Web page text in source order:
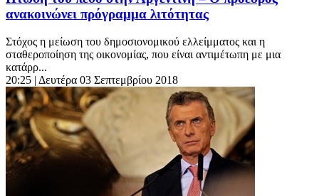
ανακοινώνει πρόγραμμα λιτότητας
Στόχος η μείωση του δημοσιονομικού ελλείμματος και η
σταθεροποίηση της οικονομίας, που είναι αντιμέτωπη με μια
κατάρρ...
20:25 | Δευτέρα 03 Σεπτεμβρίου 2018